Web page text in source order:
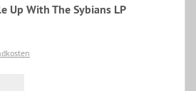
Up With The Sybians LP